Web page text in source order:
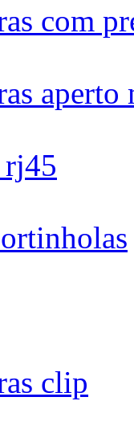
com
aperto
rj45
clip